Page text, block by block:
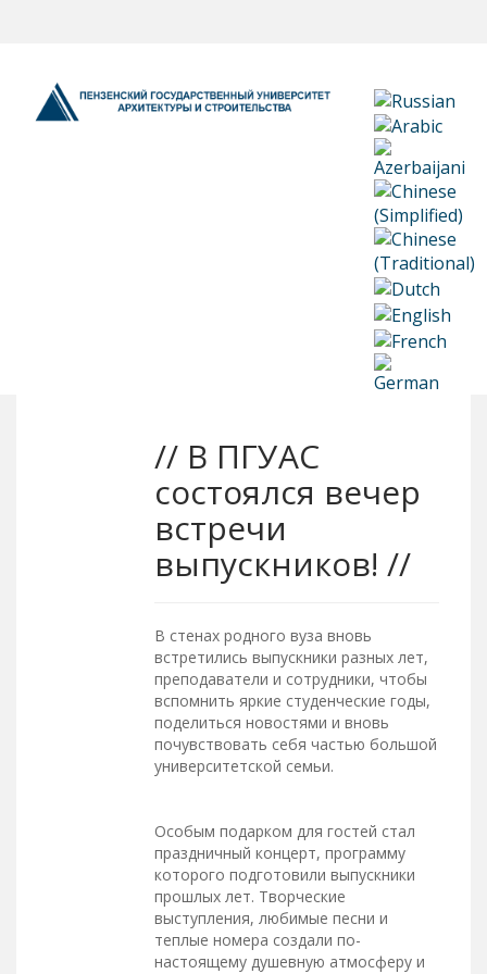
// В ПГУАС
состоялся вечер
встречи
выпускников! //
В стенах родного вуза вновь
встретились выпускники разных лет,
преподаватели и сотрудники, чтобы
вспомнить яркие студенческие годы,
поделиться новостями и вновь
почувствовать себя частью большой
университетской семьи.
Особым подарком для гостей стал
праздничный концерт, программу
которого подготовили выпускники
прошлых лет. Творческие
выступления, любимые песни и
теплые номера создали по-
настоящему душевную атмосферу и